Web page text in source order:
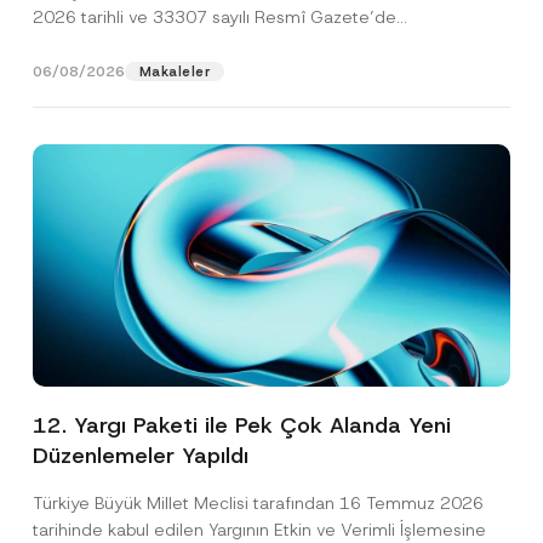
2026 tarihli ve 33307 sayılı Resmî Gazete’de
06/08/2026 Makaleler
12. Yargı Paketi ile Pek Çok Alanda Yeni
Düzenlemeler Yapıldı
Türkiye Büyük Millet Meclisi tarafından 16 Temmuz 2026
tarihinde kabul edilen Yargının Etkin ve Verimli İşlemesine